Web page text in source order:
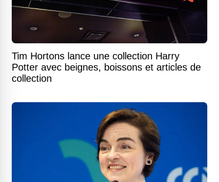
Tim Hortons lance une collection Harry
Potter avec beignes, boissons et articles de
collection